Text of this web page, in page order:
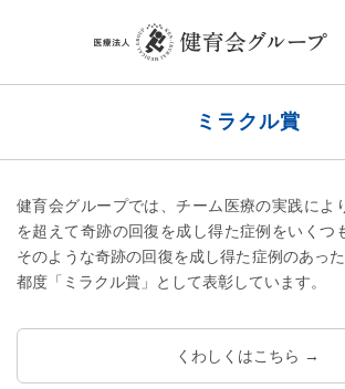
ミラクル賞
健育会グループでは、チーム医療の実践によ
を超えて奇跡の回復を成し得た症例をいくつ
そのような奇跡の回復を成し得た症例のあっ
都度「ミラクル賞」として表彰しています。
くわしくはこちら →